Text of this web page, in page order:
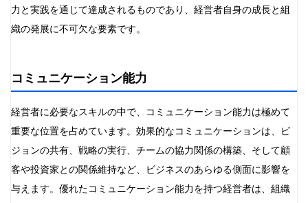
力と実践を通じて達成されるものであり、経営者自身の成長と組
織の発展に不可欠な要素です。
コミュニケーション能力
経営者に必要なスキルの中で、コミュニケーション能力は極めて
重要な位置を占めています。効果的なコミュニケーションは、ビ
ジョンの共有、戦略の実行、チームの協力関係の構築、そして顧
客や投資家との関係維持など、ビジネスのあらゆる側面に影響を
与えます。優れたコミュニケーション能力を持つ経営者は、組織